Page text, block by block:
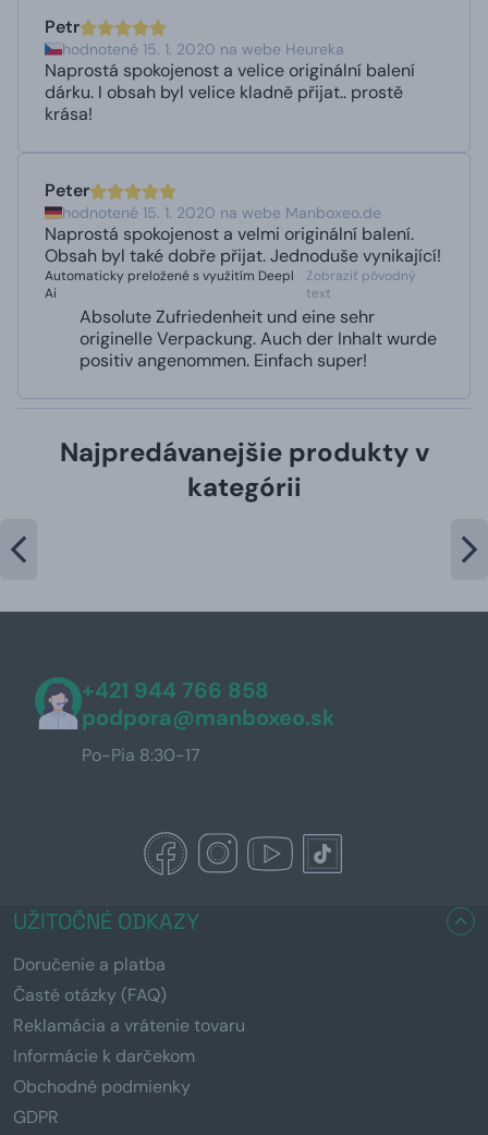
Petr
hodnotené 15. 1. 2020 na webe Heureka
Naprostá spokojenost a velice originální balení
dárku. I obsah byl velice kladně přijat.. prostě
krása!
Peter
hodnotené 15. 1. 2020 na webe Manboxeo.de
Naprostá spokojenost a velmi originální balení.
Obsah byl také dobře přijat. Jednoduše vynikající!
Automaticky preložené s využitím Deepl
Ai
Zobraziť pôvodný
text
Absolute Zufriedenheit und eine sehr
originelle Verpackung. Auch der Inhalt wurde
positiv angenommen. Einfach super!
Najpredávanejšie produkty v
kategórii
+421 944 766 858
podpora@manboxeo.sk
Po-Pia 8:30-17
UŽITOČNÉ ODKAZY
Doručenie a platba
Časté otázky (FAQ)
Reklamácia a vrátenie tovaru
Informácie k darčekom
Obchodné podmienky
GDPR